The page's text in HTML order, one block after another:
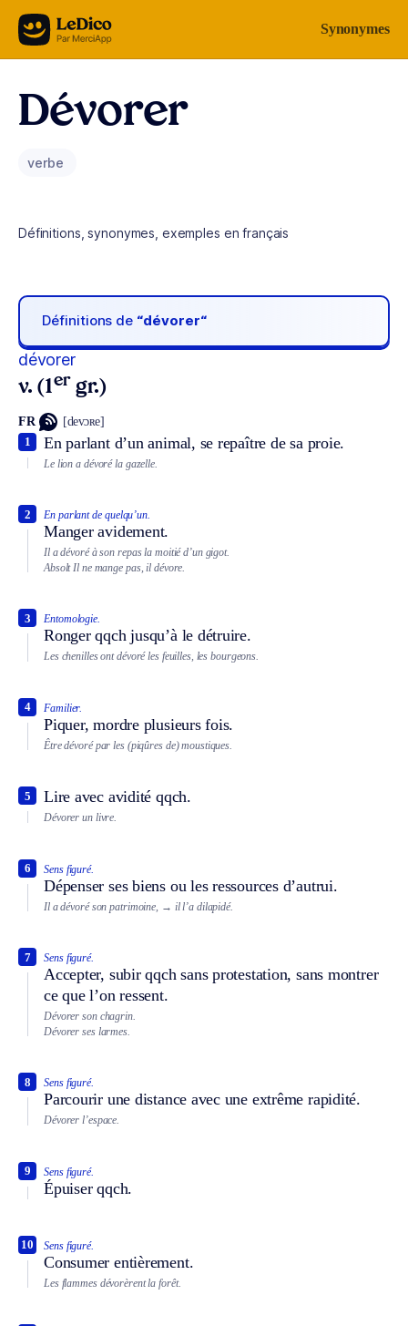
Aller au contenu Synonymes
Dévorer
verbe
Définitions, synonymes, exemples en français
Définitions de “dévorer“
dévorer
v. (1er gr.)
FR [devɔʀe]
En parlant d’un animal, se repaître de sa proie.
1
Le lion a dévoré la gazelle.
En parlant de quelqu’un.
Manger avidement.
2
Il a dévoré à son repas la moitié d’un gigot.
Absolt Il ne mange pas, il dévore.
Entomologie.
Ronger qqch jusqu’à le détruire.
3
Les chenilles ont dévoré les feuilles, les bourgeons.
Familier.
Piquer, mordre plusieurs fois.
4
Être dévoré par les (piqûres de) moustiques.
Lire avec avidité qqch.
5
Dévorer un livre.
Sens figuré.
Dépenser ses biens ou les ressources d’autrui.
6
Il a dévoré son patrimoine, → il l’a dilapidé.
Sens figuré.
Accepter, subir qqch sans protestation, sans montrer
ce que l’on ressent.
7
Dévorer son chagrin.
Dévorer ses larmes.
Sens figuré.
Parcourir une distance avec une extrême rapidité.
8
Dévorer l’espace.
Sens figuré.
Épuiser qqch.
9
Sens figuré.
Consumer entièrement.
10
Les flammes dévorèrent la forêt.